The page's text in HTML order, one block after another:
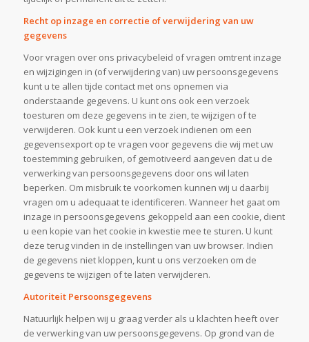
Recht op inzage en correctie of verwijdering van uw
gegevens
Voor vragen over ons privacybeleid of vragen omtrent inzage
en wijzigingen in (of verwijdering van) uw persoonsgegevens
kunt u te allen tijde contact met ons opnemen via
onderstaande gegevens. U kunt ons ook een verzoek
toesturen om deze gegevens in te zien, te wijzigen of te
verwijderen. Ook kunt u een verzoek indienen om een
gegevensexport op te vragen voor gegevens die wij met uw
toestemming gebruiken, of gemotiveerd aangeven dat u de
verwerking van persoonsgegevens door ons wil laten
beperken. Om misbruik te voorkomen kunnen wij u daarbij
vragen om u adequaat te identificeren. Wanneer het gaat om
inzage in persoonsgegevens gekoppeld aan een cookie, dient
u een kopie van het cookie in kwestie mee te sturen. U kunt
deze terug vinden in de instellingen van uw browser. Indien
de gegevens niet kloppen, kunt u ons verzoeken om de
gegevens te wijzigen of te laten verwijderen.
Autoriteit Persoonsgegevens
Natuurlijk helpen wij u graag verder als u klachten heeft over
de verwerking van uw persoonsgegevens. Op grond van de